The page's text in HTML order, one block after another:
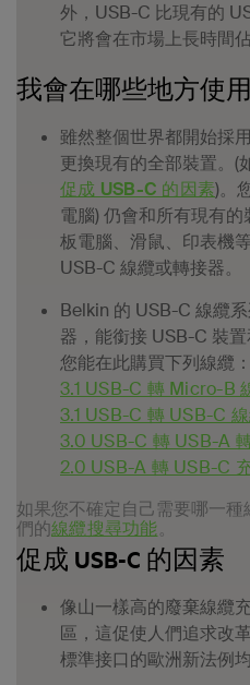
外，USB-C 比現有的
它將會在市場上長時間佔
我會在哪些地方使用
雖然整個世界都開始採
更換現有的全部裝置。(
促成 USB-C 的因素)。
電腦) 仍會和所有現有
板電腦、滑鼠、印表機
USB-C 線纜或轉接器。
Belkin 的 USB-C 線纜
器，能銜接 USB-C 裝置
您能在此購買下列線纜：
3.1 USB-C 轉 Micro-B
3.1 USB-C 轉 USB-C
3.0 USB-C 轉 USB-A
2.0 USB-A 轉 USB-C
如果您不確定自己需要哪一
們的線纜搜尋功能 。
促成 USB-C 的因素
像山一樣高的廢棄線纜
區，這促使人們追求改
標準接口的歐洲新法例均